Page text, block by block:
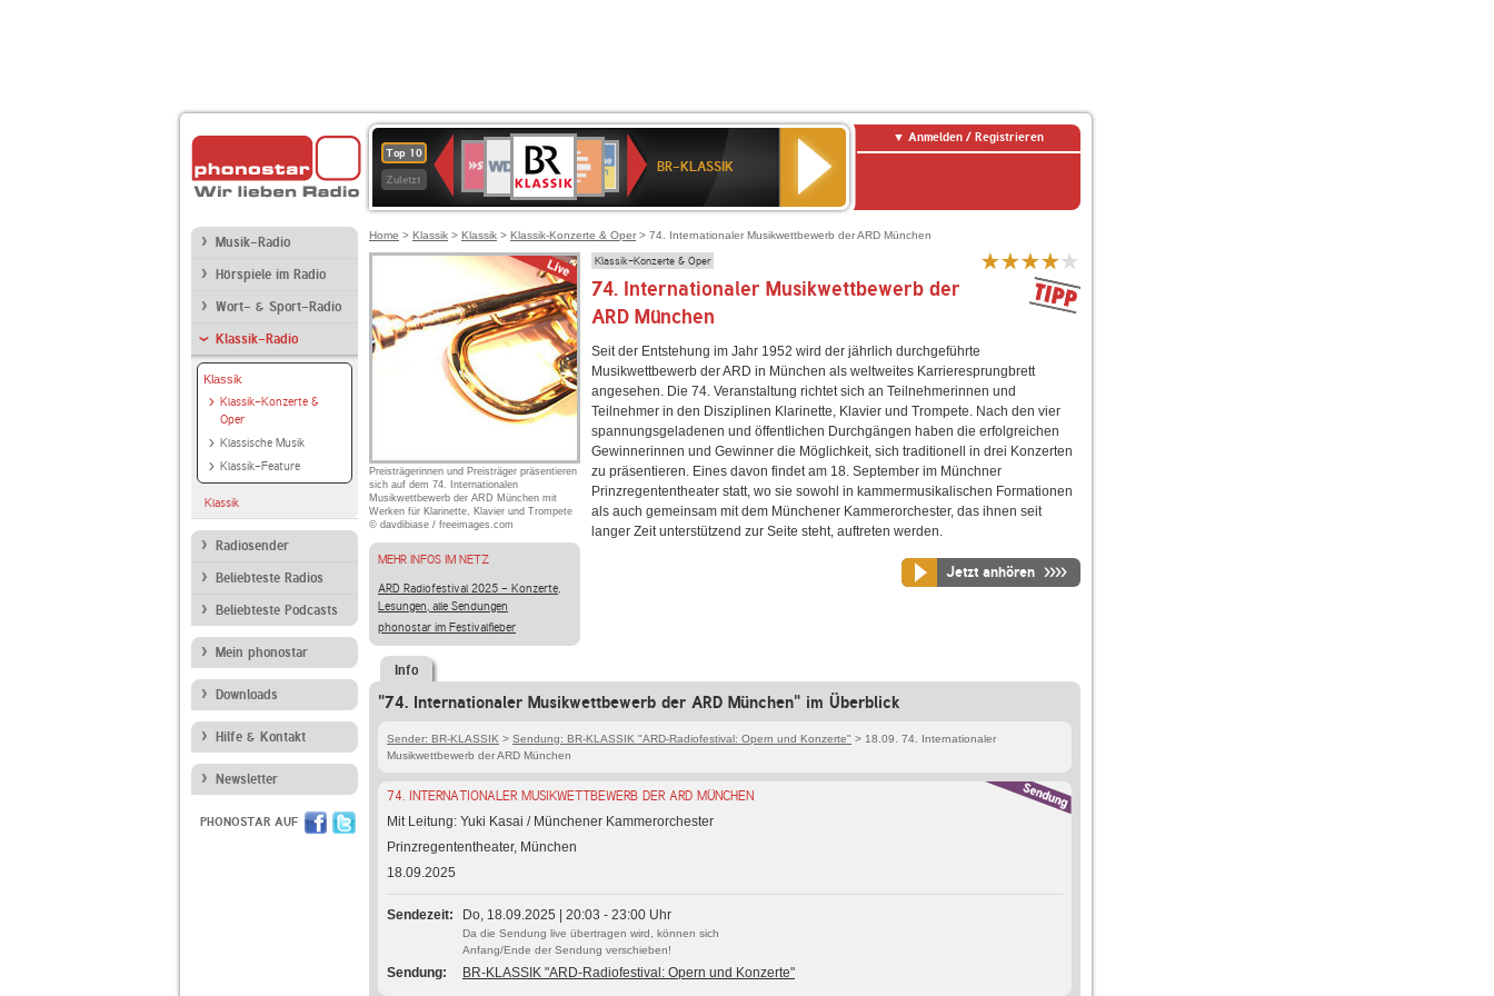
Top 10
Zuletzt
Deutschlandfunk
80er
90er
OLDIE
ANTENNE
4
BR-
KLASSIK
Deutschlandfunk
Kultur
ANTENNE
BAYERN
SWR
Kultur
NDR
2
BR-KLASSIK
Anmelden / Registrieren
Musik-Radio
Hörspiele im Radio
Wort- & Sport-Radio
Klassik-Radio
Klassik
Klassik-Konzerte &
Oper
Klassische Musik
Klassik-Feature
Klassik
Radiosender
Beliebteste Radios
Beliebteste Podcasts
Mein phonostar
Downloads
Hilfe & Kontakt
Newsletter
PHONOSTAR AUF
Home > Klassik > Klassik > Klassik-Konzerte & Oper > 74. Internationaler Musikwettbewerb der ARD München
Preisträgerinnen und Preisträger präsentieren
sich auf dem 74. Internationalen
Musikwettbewerb der ARD München mit
Werken für Klarinette, Klavier und Trompete
© davdibiase / freeimages.com
MEHR INFOS IM NETZ
ARD Radiofestival 2025 - Konzerte,
Lesungen, alle Sendungen
phonostar im Festivalfieber
Klassik-Konzerte & Oper
74. Internationaler Musikwettbewerb der
ARD München
Seit der Entstehung im Jahr 1952 wird der jährlich durchgeführte
Musikwettbewerb der ARD in München als weltweites Karrieresprungbrett
angesehen. Die 74. Veranstaltung richtet sich an Teilnehmerinnen und
Teilnehmer in den Disziplinen Klarinette, Klavier und Trompete. Nach den vier
spannungsgeladenen und öffentlichen Durchgängen haben die erfolgreichen
Gewinnerinnen und Gewinner die Möglichkeit, sich traditionell in drei Konzerten
zu präsentieren. Eines davon findet am 18. September im Münchner
Prinzregententheater statt, wo sie sowohl in kammermusikalischen Formationen
als auch gemeinsam mit dem Münchener Kammerorchester, das ihnen seit
langer Zeit unterstützend zur Seite steht, auftreten werden.
Jetzt anhören
Info
"74. Internationaler Musikwettbewerb der ARD München" im Überblick
Sender: BR-KLASSIK > Sendung: BR-KLASSIK "ARD-Radiofestival: Opern und Konzerte" > 18.09. 74. Internationaler
Musikwettbewerb der ARD München
74. INTERNATIONALER MUSIKWETTBEWERB DER ARD MÜNCHEN
Mit Leitung: Yuki Kasai / Münchener Kammerorchester
Prinzregententheater, München
18.09.2025
Sendezeit Do, 18.09.2025 | 20:03 - 23:00 Uhr
Da die Sendung live übertragen wird, können sich
Anfang/Ende der Sendung verschieben!
Sendung BR-KLASSIK "ARD-Radiofestival: Opern und Konzerte"